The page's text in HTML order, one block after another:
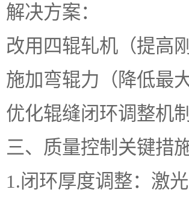
解决方案：
改用四辊轧机（提高
施加弯辊力（降低最
优化辊缝闭环调整机制
三、质量控制关键措
1.闭环厚度调整：激